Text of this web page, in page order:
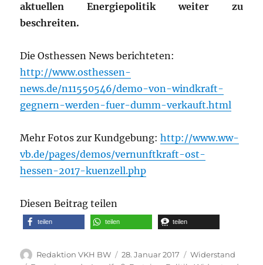
aktuellen Energiepolitik weiter zu
beschreiten.
Die Osthessen News berichteten:
http://www.osthessen-
news.de/n11550546/demo-von-windkraft-
gegnern-werden-fuer-dumm-verkauft.html
Mehr Fotos zur Kundgebung:http://www.ww-
vb.de/pages/demos/vernunftkraft-ost-
hessen-2017-kuenzell.php
Diesen Beitrag teilen
teilen teilen teilen
Autor
Redaktion VKH BW
Veröffentlicht
28. Januar 2017 Kategorien
Widerstand